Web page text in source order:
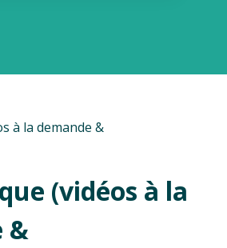
à la demande &
(vidéos à la
&